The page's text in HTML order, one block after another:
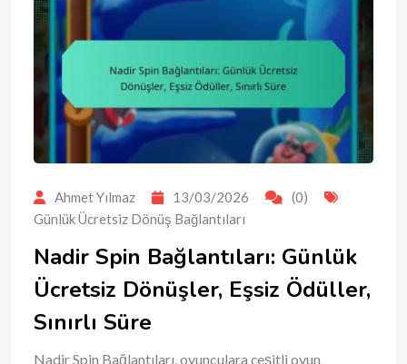
Ahmet Yılmaz 13/03/2026
(0)
Günlük Ücretsiz Dönüş Bağlantıları
Nadir Spin Bağlantıları: Günlük
Ücretsiz Dönüşler, Eşsiz Ödüller,
Sınırlı Süre
Nadir Spin Bağlantıları, oyunculara çeşitli oyun